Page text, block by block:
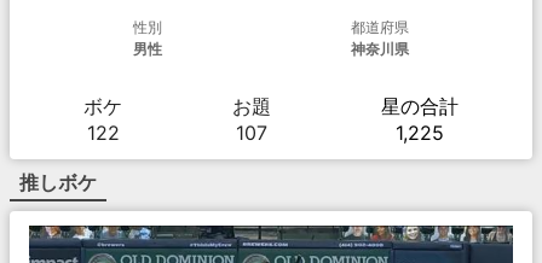
性別
男性
都道府県
神奈川県
ボケ
122
お題
107
星の合計
1,225
推しボケ